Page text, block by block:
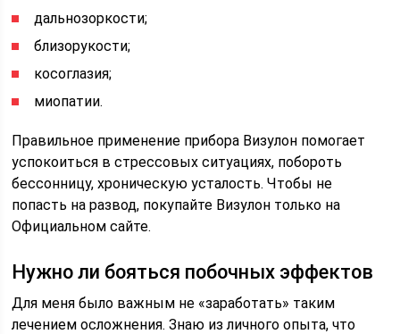
дальнозоркости;
близорукости;
косоглазия;
миопатии.
Правильное применение прибора Визулон помогает
успокоиться в стрессовых ситуациях, побороть
бессонницу, хроническую усталость. Чтобы не
попасть на развод, покупайте Визулон только на
Официальном сайте.
Нужно ли бояться побочных эффектов
Для меня было важным не «заработать» таким
лечением осложнения. Знаю из личного опыта, что